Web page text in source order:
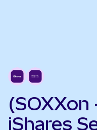
(SOXXon
iShares